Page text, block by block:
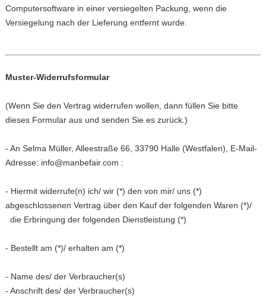
Computersoftware in einer versiegelten Packung, wenn die
Versiegelung nach der Lieferung entfernt wurde.
Muster-Widerrufsformular
(Wenn Sie den Vertrag widerrufen wollen, dann füllen Sie bitte
dieses Formular aus und senden Sie es zurück.)
- An Selma Müller, Alleestraße 66, 33790 Halle (Westfalen), E-Mail-
Adresse: info@manbefair.com :
- Hiermit widerrufe(n) ich/ wir (*) den von mir/ uns (*)
abgeschlossenen Vertrag über den Kauf der folgenden Waren (*)/
die Erbringung der folgenden Dienstleistung (*)
- Bestellt am (*)/ erhalten am (*)
- Name des/ der Verbraucher(s)
- Anschrift des/ der Verbraucher(s)